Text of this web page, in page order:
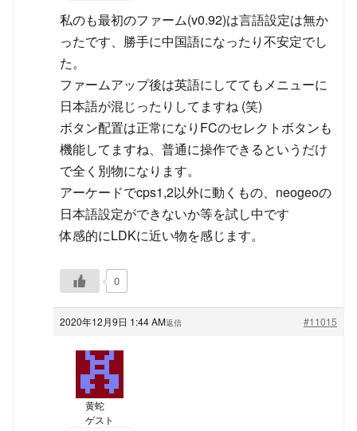
私のも最初のファーム(v0.92)は言語設定は無か
ったです、勝手に中国語になったり不安定でし
た。
ファームアップ後は英語にしててもメニューに
日本語が混じったりしてますね (笑)
ボタン配置は正常になりFCのセレクトボタンも
機能してますね、普通に操作できるというだけ
で全く別物になります。
アーケードでcps1,2以外に動くもの、neogeoの
日本語設定ができないか等を試し中です
体感的にLDKに近い物を感じます。
0
2020年12月9日 1:44 AM #11015
返信
黄蛇
ゲスト